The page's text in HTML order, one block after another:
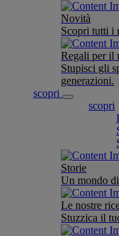
Novità
Scopri tutti i
Regali per il
Stupisci gli
generazioni.
scopri
scopri
Storie
Un mondo
Le nostre
Stuzzica il